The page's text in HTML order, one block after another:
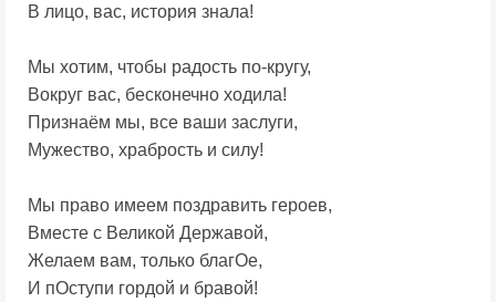
В лицо, вас, история знала!
Мы хотим, чтобы радость по-кругу,
Вокруг вас, бесконечно ходила!
Признаём мы, все ваши заслуги,
Мужество, храбрость и силу!
Мы право имеем поздравить героев,
Вместе с Великой Державой,
Желаем вам, только благОе,
И пОступи гордой и бравой!